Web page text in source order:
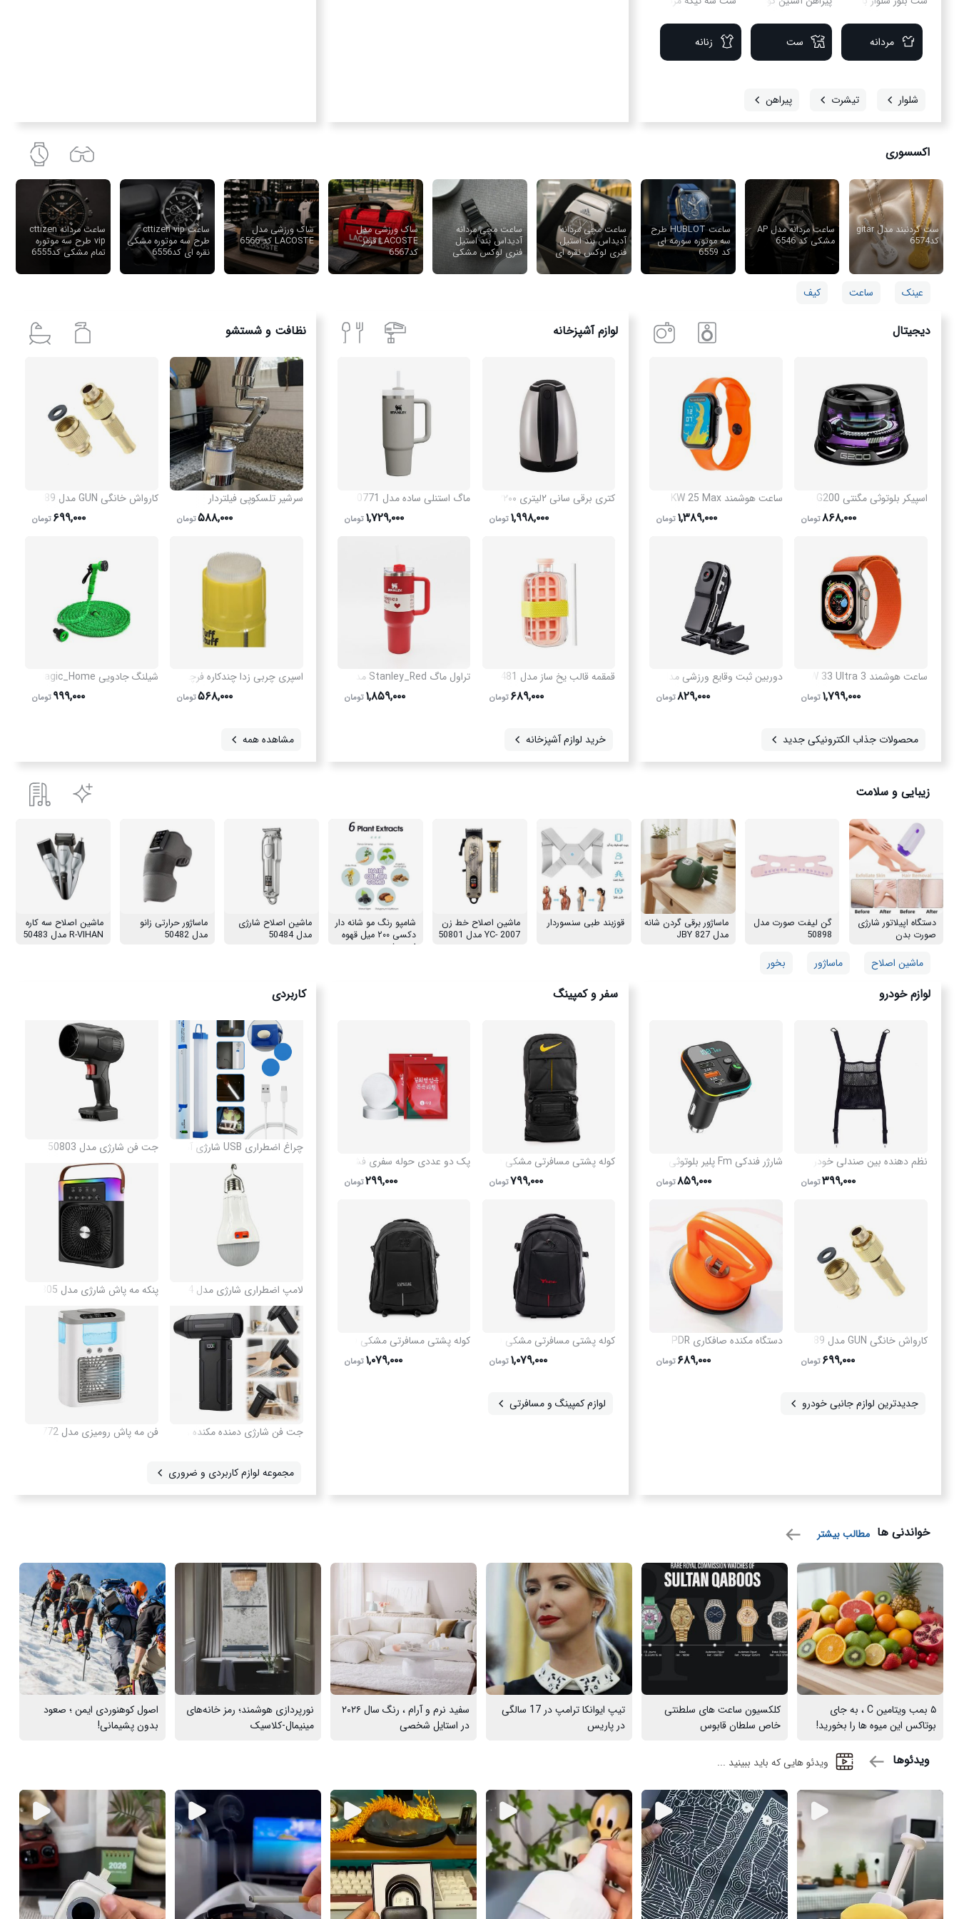
مردانه ست زنانه
پیراهن تیشرت شلوار
اکسسوری
ست گردنبند مدل gitar
کد6574
ساعت مردانه مدل AP
مشکی کد 6546
ساعت HUBLOT طرح
سه موتوره سورمه ای
کد 6559
ساعت مچی مردانه
آدیداس بند استیل
فنری لوکس نقره ای
ساعت مچی مردانه
آدیداس بند استیل
فنری لوکس مشکی
ساک ورزشی مدل
LACOSTE قرمز
کد6567
ساک ورزشی مدل
LACOSTE کد 6566
ساعت cttizen vip
طرح سه موتوره مشکی
نقره ای کد6556
ساعت مردانه cttizen
vip طرح سه موتوره
تمام مشکی کد6555
عینک ساعت کیف
دیجیتال
اسپیکر بلوتوثی مگنتی G200 با پایه نگهدارنده گوشی
۸۶۸,۰۰۰تومان
ساعت هوشمند KW 25 Max مدل 50435
۱,۳۸۹,۰۰۰تومان
ساعت هوشمند KW 33 Ultra 3 مدل 50430
۱,۷۹۹,۰۰۰تومان
دوربین ثبت وقایع ورزشی مدل 49906
۸۲۹,۰۰۰تومان
محصولات جذاب الکترونیکی جدید
لوازم آشپزخانه
کتری برقی سانی ۲لیتری ۲۲۰۰وات
۱,۹۹۸,۰۰۰تومان
ماگ استنلی ساده مدل 50771
۱,۷۲۹,۰۰۰تومان
قمقمه قالب یخ ساز مدل 50481
۶۸۹,۰۰۰تومان
تراول ماگ Stanley_Red مدل 3782
۱,۸۵۹,۰۰۰تومان
خرید لوازم آشپزخانه
نظافت و شستشو
سرشیر تلسکوپی فیلتردار
۵۸۸,۰۰۰تومان
کارواش خانگی GUN مدل 3989
۶۹۹,۰۰۰تومان
اسپری چربی زدا چندکاره فرچه دار
۵۶۸,۰۰۰تومان
شیلنگ جادویی Magic_Home مدل 3964
۹۹۹,۰۰۰تومان
مشاهده همه
زیبایی و سلامت
دستگاه اپیلاتور شارژی
صورت بدن
گن لیفت صورت مدل
50898
ماساژور برقی گردن شانه
مدل JBY 827
قوزبند طبی سنسوردار
ماشین اصلاح خط زن
YC- 2007 مدل 50801
شامپو رنگ مو شانه دار
دکسی ۲۰۰ میل قهوه
ای روشن
ماشین اصلاح شارژی
مدل 50484
ماساژور حرارتی زانو
مدل 50482
ماشین اصلاح سه کاره
R-VIHAN مدل 50483
ماشین اصلاح ماساژور بخور
لوازم خودرو
نظم دهنده بین صندلی خودرو مدل 50899
۳۹۹,۰۰۰تومان
شارژر فندکی Fm پلیر بلوتوثی L 05 مدل 50820
۸۵۹,۰۰۰تومان
کارواش خانگی GUN مدل 3989
۶۹۹,۰۰۰تومان
دستگاه مکنده صافکاری PDR سایز بزرگ مدل 3774
۶۸۹,۰۰۰تومان
جدیدترین لوازم جانبی خودرو
سفر و کمپینگ
کوله پشتی مسافرتی مشکی Nike مدل 50693
۷۹۹,۰۰۰تومان
پک دو عددی حوله سفری فشرده مدل 50673
۲۹۹,۰۰۰تومان
کوله پشتی مسافرتی مشکی Buffalo مدل 50690
۱,۰۷۹,۰۰۰تومان
کوله پشتی مسافرتی مشکی Gap مدل 50691
۱,۰۷۹,۰۰۰تومان
لوازم کمپینگ و مسافرتی
کاربردی
چراغ اضطراری USB شارژی آهن ربا دار جت فن شارژی مدل 50803
لامپ اضطراری شارژی مدل 50804 پنکه مه پاش شارژی مدل 50805
جت فن شارژی دمنده مکنده ویولنت مدل X9فن مه پاش رومیزی مدل 50772
مجموعه لوازم کاربردی و ضروری
خواندنی ها مطالب بیشتر
۵ بمب ویتامین C ، به جای
بوتاکس این میوه ها را بخورید!
کلکسیون ساعت های سلطنتی
خاص سلطان قابوس
تیپ ایوانکا ترامپ در 17 سالگی
در پاریس
سفید نرم و آرام ، رنگ سال ۲۰۲۶
در استایل شخصی
نورپردازی هوشمند؛ رمز خانه‌های
مینیمال-کلاسیک
اصول کوهنوردی ایمن ؛ صعود
بدون پشیمانی!
ویدئوها ویدئو هایی که باید ببینید ...